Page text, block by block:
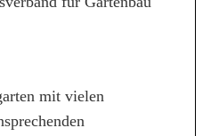
mit vielen